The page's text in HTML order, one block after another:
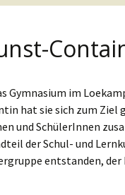
Gymnasium im
hat sie sich zum Ziel
und SchülerInnen
der Schul- und
entstanden,